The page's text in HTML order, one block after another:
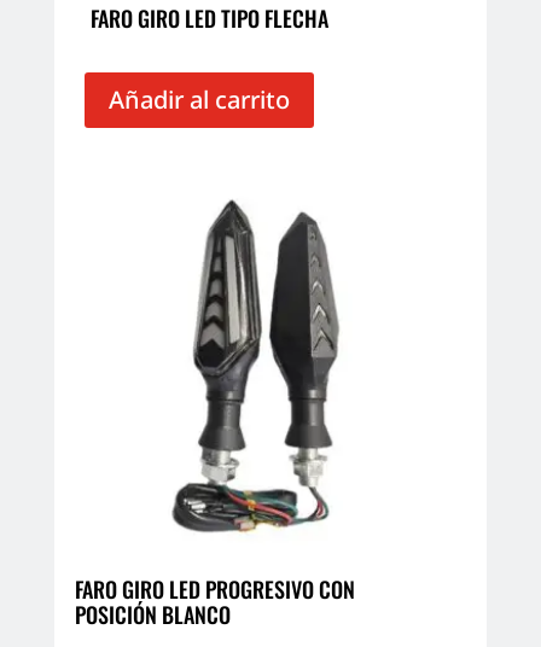
FARO GIRO LED TIPO FLECHA
Añadir al carrito
FARO GIRO LED PROGRESIVO CON
POSICIÓN BLANCO